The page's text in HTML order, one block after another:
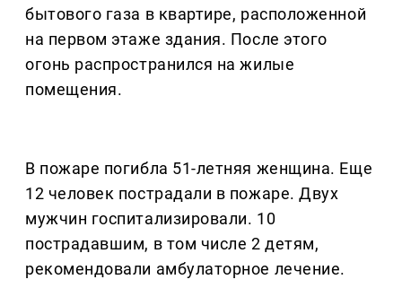
бытового газа в квартире, расположенной
на первом этаже здания. После этого
огонь распространился на жилые
помещения.
В пожаре погибла 51-летняя женщина. Еще
12 человек пострадали в пожаре. Двух
мужчин госпитализировали. 10
пострадавшим, в том числе 2 детям,
рекомендовали амбулаторное лечение.